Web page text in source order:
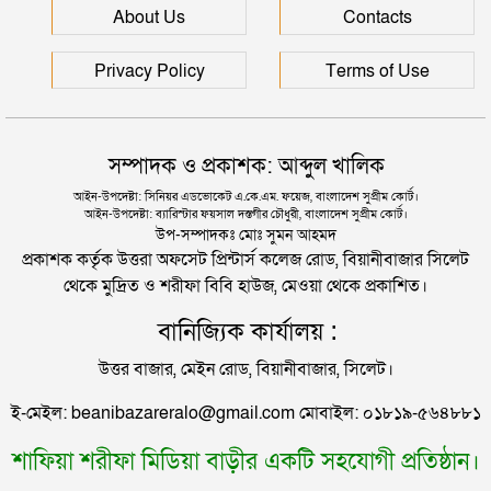
দুই তরুণীকে তুলে নিয়ে ধর্ষণ, ৬ যুবককে যে শাস্তি দিলে
আদালত
যুক্তরাজ্যে বাংলাদেশিদের মধ্যে ৯৫ শতাংশই সিলেটি
সিলেটে বিচার নিয়ে হতাশ ৬ শহীদ পরিবার
রাজধানীর মাদারটেক থেকে তরুণীর খণ্ডিত মাথা ও দুই হাত
উদ্ধার
দিল্লিতে শেখ হাসিনার বক্তব্য দেওয়া নিয়ে পররাষ্ট্র
মন্ত্রণালয়ের ক্ষোভ
সিলেটের সাবেক মন্ত্রী-এমপিরা কে কোথায়?
জুলাই আন্দোলন ছাত্র-জনতার বীরত্বের স্মারকস্তম্ভ:
বিয়ানীবাজারের ইউএনও
সিলেটে সড়ক দুর্ঘটনায় প্রাণ গেল যুবকের
About Us Contacts
Privacy Policy Terms of Use
সম্পাদক ও প্রকাশক: আব্দুল খালিক
আইন-উপদেষ্টা: সিনিয়র এডভোকেট এ.কে.এম. ফয়েজ, বাংলাদেশ সুপ্রীম কোর্ট।
আইন-উপদেষ্টা: ব্যারিস্টার ফয়সাল দস্তগীর চৌধুরী, বাংলাদেশ সুপ্রীম কোর্ট।
উপ-সম্পাদকঃ মোঃ সুমন আহমদ
প্রকাশক কর্তৃক উত্তরা অফসেট প্রিন্টার্স কলেজ রোড, বিয়ানীবাজার সিলেট
থেকে মুদ্রিত ও শরীফা বিবি হাউজ, মেওয়া থেকে প্রকাশিত।
বানিজ্যিক কার্যালয় :
উত্তর বাজার, মেইন রোড, বিয়ানীবাজার, সিলেট।
ই-মেইল: beanibazareralo@gmail.com মোবাইল: ০১৮১৯-৫৬৪৮৮১
শাফিয়া শরীফা মিডিয়া বাড়ীর একটি সহযোগী প্রতিষ্ঠান।